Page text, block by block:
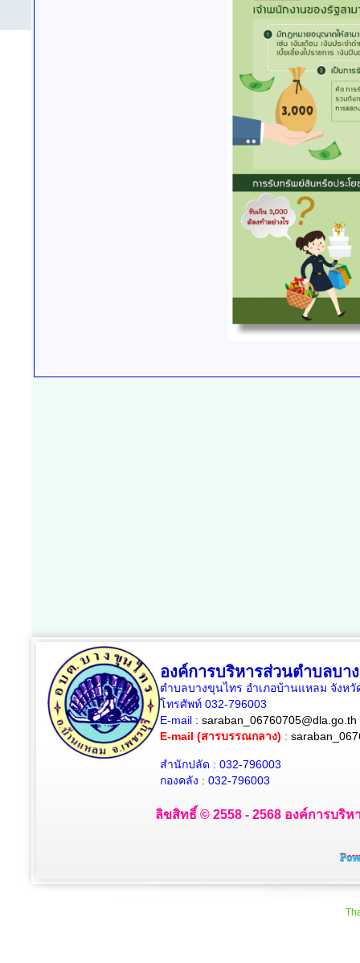
องค์การบริหารส่วนตำบลบา
ตำบลบางขุนไทร อำเภอบ้านแหลม จังหวั
โทรศัพท์ 032-796003
E-mail : saraban_06760705@dla.go.th
E-mail (สารบรรณกลาง) :
สำนักปลัด : 032-796003
กองคลัง : 032-796003
ลิขสิทธิ์ © 2558 - 2568 องค์การบริ